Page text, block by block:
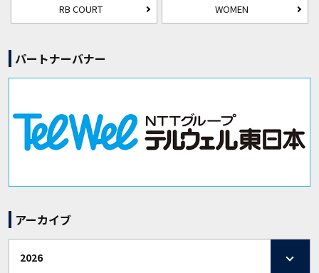
RB COURT WOMEN
パートナーバナー
アーカイブ
2026